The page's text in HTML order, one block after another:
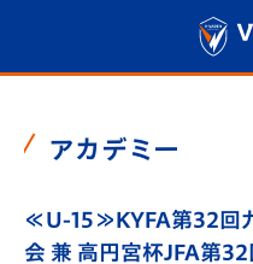
アカデミー
≪U-15≫KYFA第32回
会 兼 高円宮杯JFA第